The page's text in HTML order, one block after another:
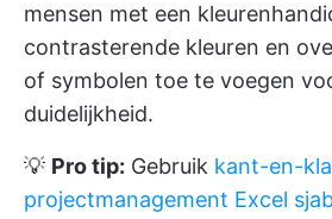
mensen met een
contrasterende kleuren en
of symbolen toe te voegen
duidelijkheid.
💡 Pro tip: Gebruik kant-en-
projectmanagement Excel